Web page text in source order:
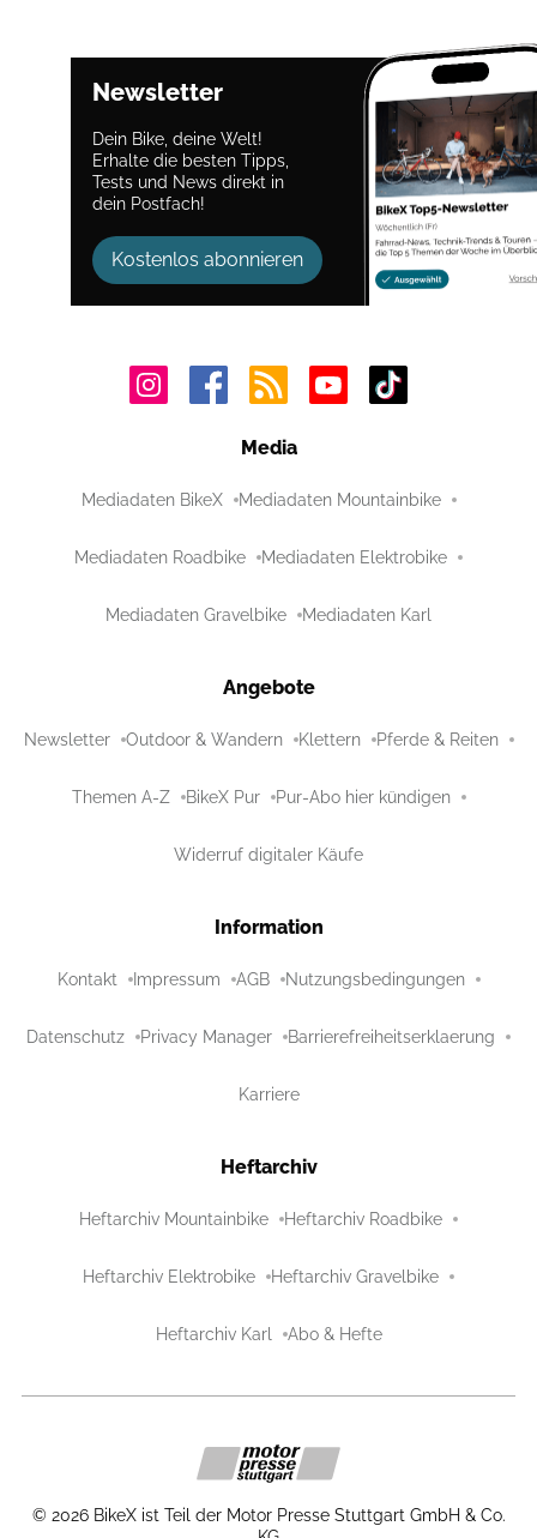
Newsletter
Dein Bike, deine Welt!
Erhalte die besten Tipps,
Tests und News direkt in
dein Postfach!
Kostenlos abonnieren
Media
Mediadaten BikeX Mediadaten Mountainbike
Mediadaten Roadbike Mediadaten Elektrobike
Mediadaten Gravelbike Mediadaten Karl
Angebote
Newsletter Outdoor & Wandern Klettern Pferde & Reiten
Themen A-Z BikeX Pur Pur-Abo hier kündigen
Widerruf digitaler Käufe
Information
Kontakt Impressum AGB Nutzungsbedingungen
Datenschutz Privacy Manager Barrierefreiheitserklaerung
Karriere
Heftarchiv
Heftarchiv Mountainbike Heftarchiv Roadbike
Heftarchiv Elektrobike Heftarchiv Gravelbike
Heftarchiv Karl Abo & Hefte
© 2026 BikeX ist Teil der Motor Presse Stuttgart GmbH & Co.